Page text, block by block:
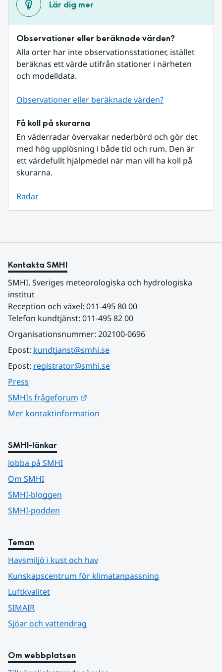
Lär dig mer
Observationer eller beräknade värden?
Alla orter har inte observationsstationer, istället
beräknas ett värde utifrån stationer i närheten
och modelldata.
Observationer eller beräknade värden?
Få koll på skurarna
En väderradar övervakar nederbörd och gör det
med hög upplösning i både tid och rum. Den är
ett värdefullt hjälpmedel när man vill ha koll på
skurarna.
Radar
Kontakta SMHI
SMHI, Sveriges meteorologiska och hydrologiska
institut
Reception och växel: 011-495 80 00
Telefon kundtjänst: 011-495 82 00
Organisationsnummer: 202100-0696
Epost: kundtjanst@smhi.se
Epost: registrator@smhi.se
Press
SMHIs frågeforum
Mer kontaktinformation
SMHI-länkar
Jobba på SMHI
Om SMHI
SMHI-bloggen
SMHI-podden
Teman
Havsmiljö i kust och hav
Kunskapscentrum för klimatanpassning
Luftkvalitet
SIMAIR
Sjöar och vattendrag
Om webbplatsen